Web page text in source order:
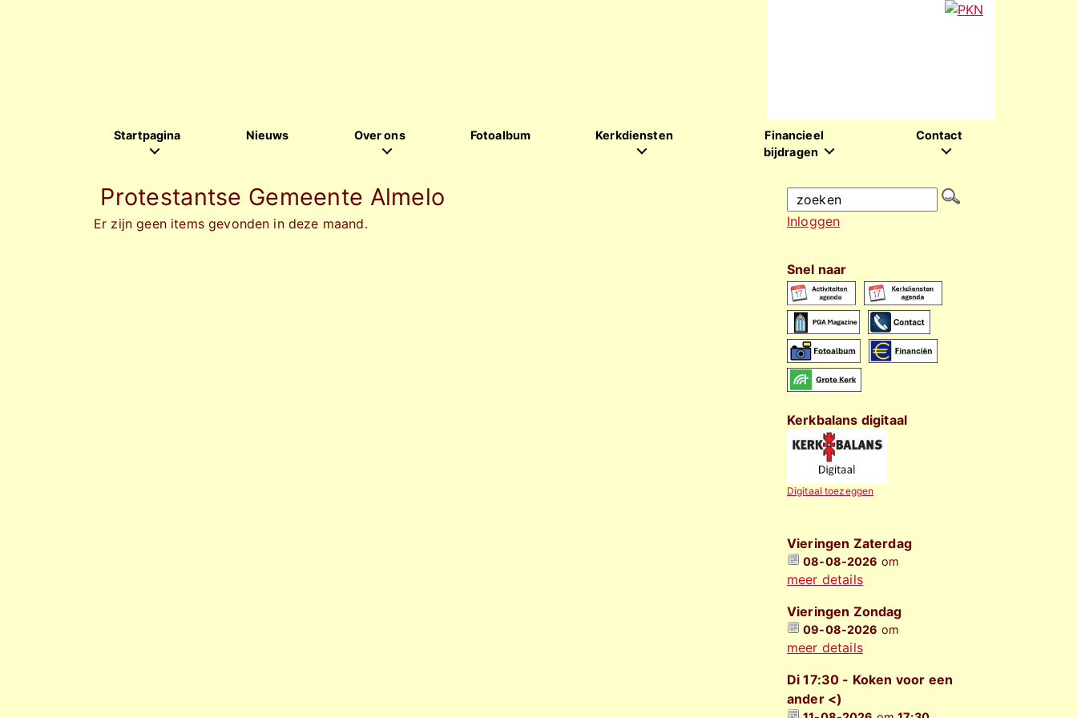
Startpagina Nieuws Over ons Fotoalbum Kerkdiensten
Financieel
bijdragen
Contact
Protestantse Gemeente Almelo
Er zijn geen items gevonden in deze maand. Inloggen
Snel naar
Kerkbalans digitaal
Digitaal toezeggen
Vieringen Zaterdag
08-08-2026 om
meer details
Vieringen Zondag
09-08-2026 om
meer details
Di 17:30 - Koken voor een
ander <)